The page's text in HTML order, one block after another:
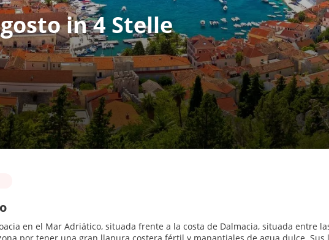
in 4 Stelle
en el Mar Adriático, situada frente a la costa de Dalmacia, situada entre